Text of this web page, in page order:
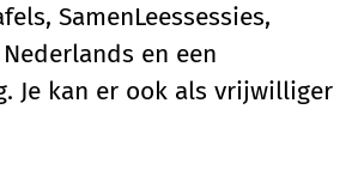
SamenLeessessies,
en een
Je kan er ook als vrijwilliger